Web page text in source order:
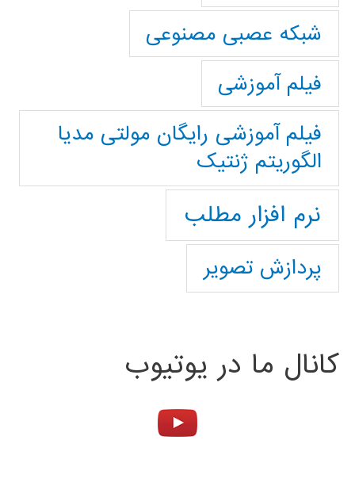
شبکه عصبی مصنوعی
فیلم آموزشی
فیلم آموزشی رایگان مولتی مدیا
الگوریتم ژنتیک
نرم افزار مطلب
پردازش تصویر
کانال ما در یوتیوب